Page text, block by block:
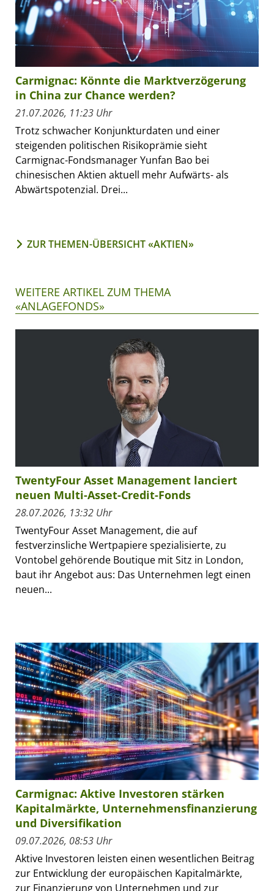
Carmignac: Könnte die Marktverzögerung
in China zur Chance werden?
21.07.2026, 11:23 Uhr
Trotz schwacher Konjunkturdaten und einer
steigenden politischen Risikoprämie sieht
Carmignac-Fondsmanager Yunfan Bao bei
chinesischen Aktien aktuell mehr Aufwärts- als
Abwärtspotenzial. Drei...
ZUR THEMEN-ÜBERSICHT «AKTIEN»
WEITERE ARTIKEL ZUM THEMA
«ANLAGEFONDS»
TwentyFour Asset Management lanciert
neuen Multi-Asset-Credit-Fonds
28.07.2026, 13:32 Uhr
TwentyFour Asset Management, die auf
festverzinsliche Wertpapiere spezialisierte, zu
Vontobel gehörende Boutique mit Sitz in London,
baut ihr Angebot aus: Das Unternehmen legt einen
neuen...
Carmignac: Aktive Investoren stärken
Kapitalmärkte, Unternehmensfinanzierung
und Diversifikation
09.07.2026, 08:53 Uhr
Aktive Investoren leisten einen wesentlichen Beitrag
zur Entwicklung der europäischen Kapitalmärkte,
zur Finanzierung von Unternehmen und zur